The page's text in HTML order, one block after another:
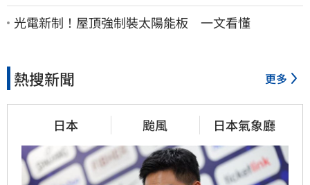
什麼這麼好騙？
光電新制！屋頂強制裝太陽能板 一文看懂
熱搜新聞 更多
日本 颱風 日本氣象廳